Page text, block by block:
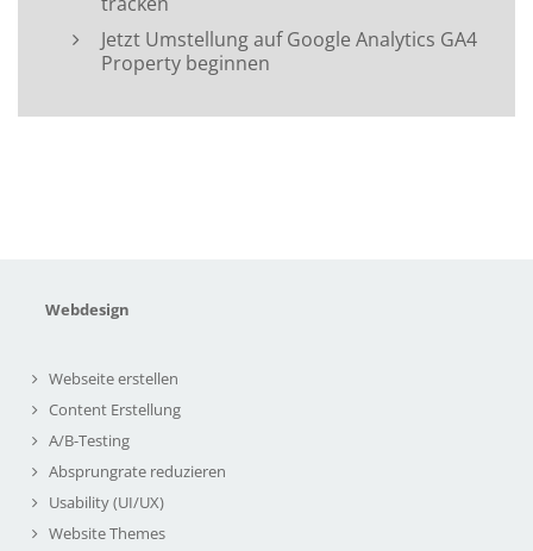
Jetzt Umstellung auf Google Analytics GA4
Property beginnen
Webdesign
Webseite erstellen
Content Erstellung
A/B-Testing
Absprungrate reduzieren
Usability (UI/UX)
Website Themes